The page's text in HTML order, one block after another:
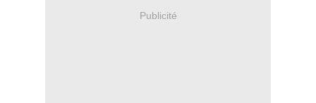
Publicité